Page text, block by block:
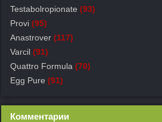
Testabolropionate (93)
Provi (95)
Anastrover (117)
Varcil (91)
Quattro Formula (70)
Egg Pure (91)
Комментарии